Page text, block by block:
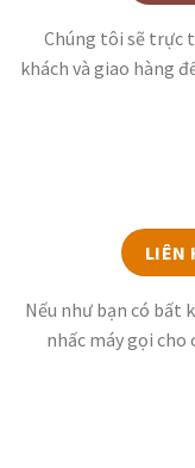
Chúng tôi sẽ trực
khách và giao hàng
LIÊN
Nếu như bạn có bất
nhấc máy gọi